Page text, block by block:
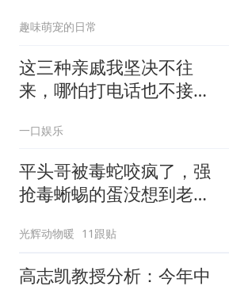
趣味萌宠的日常
这三种亲戚我坚决不往
来，哪怕打电话也不接，
一口娱乐
平头哥被毒蛇咬疯了，强
抢毒蜥蜴的蛋没想到老婆
光辉动物暖 11跟贴
高志凯教授分析：今年中